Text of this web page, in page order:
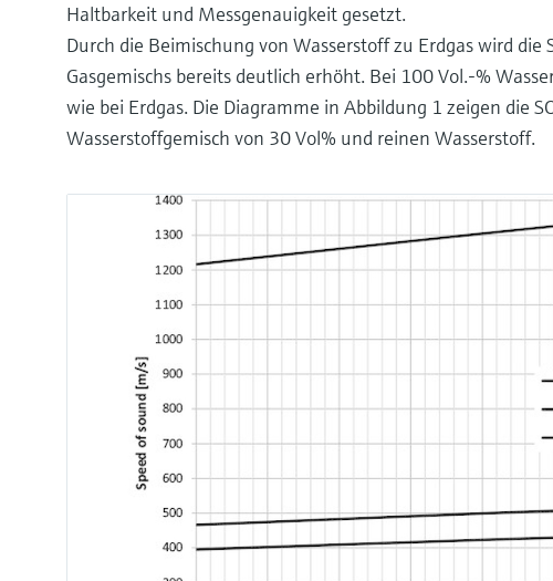
Haltbarkeit und Messgenauigkeit gesetzt.
Durch die Beimischung von Wasserstoff zu Erdgas wird die
Gasgemischs bereits deutlich erhöht. Bei 100 Vol.-%
wie bei Erdgas. Die Diagramme in Abbildung 1 zeigen die
Wasserstoffgemisch von 30 Vol% und reinen Wasserstoff.